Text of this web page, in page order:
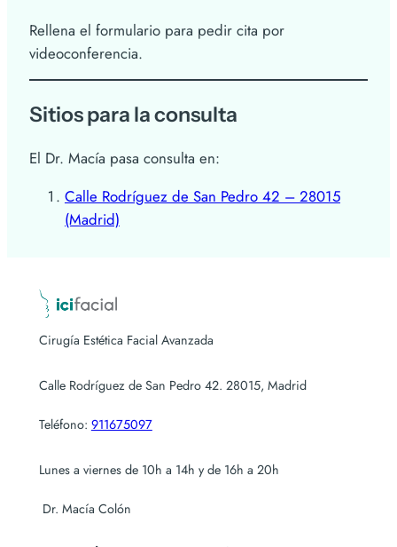
Rellena el formulario para pedir cita por
videoconferencia.
Sitios para la consulta
El Dr. Macía pasa consulta en:
Calle Rodríguez de San Pedro 42 – 28015
(Madrid)
Cirugía Estética Facial Avanzada
Calle Rodríguez de San Pedro 42. 28015, Madrid
Teléfono: 911675097
Lunes a viernes de 10h a 14h y de 16h a 20h
Dr. Macía Colón